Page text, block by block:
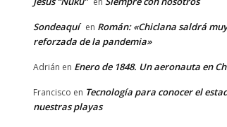
Sondeaquí en Román: «Chiclana saldrá muy
reforzada de la pandemia»
Adrián en Enero de 1848. Un aeronauta en
Francisco en Tecnología para conocer el
nuestras playas